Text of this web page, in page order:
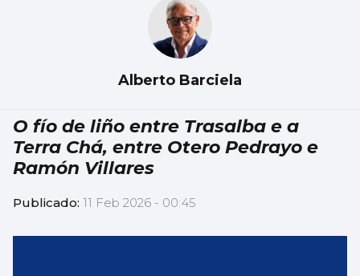
Alberto Barciela
O fío de liño entre Trasalba e a
Terra Chá, entre Otero Pedrayo e
Ramón Villares
Publicado: 11 Feb 2026 - 00:45